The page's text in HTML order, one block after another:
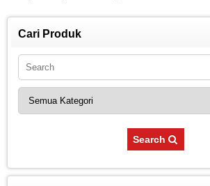
Cari Produk
Search